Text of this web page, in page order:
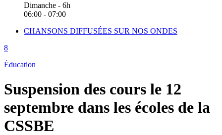
Dimanche - 6h
06:00 - 07:00
CHANSONS DIFFUSÉES SUR NOS ONDES
Éducation
Suspension des cours le 12
septembre dans les écoles de la
CSSBE